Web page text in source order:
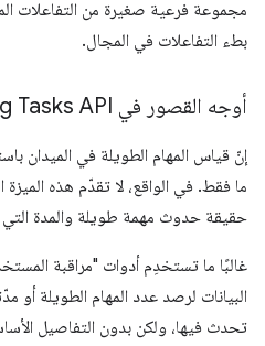
مجموعة فرعية صغيرة من التفاعلات
بطء التفاعلات في المجال.
أوجه القصور في Long Tasks API
إنّ قياس المهام الطويلة في الميدان
ما فقط. في الواقع، لا تقدّم هذه الميزة
حقيقة حدوث مهمة طويلة والمدة التي
البيانات لرصد عدد المهام الطويلة أو
تحدث فيها، ولكن بدون التفاصيل